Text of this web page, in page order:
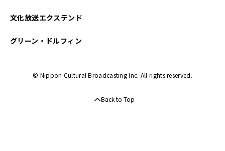
2022年07月
2022年06月
文化放送エクステンド
グリーン・ドルフィン
© Nippon Cultural Broadcasting Inc. All rights reserved.
Back to Top